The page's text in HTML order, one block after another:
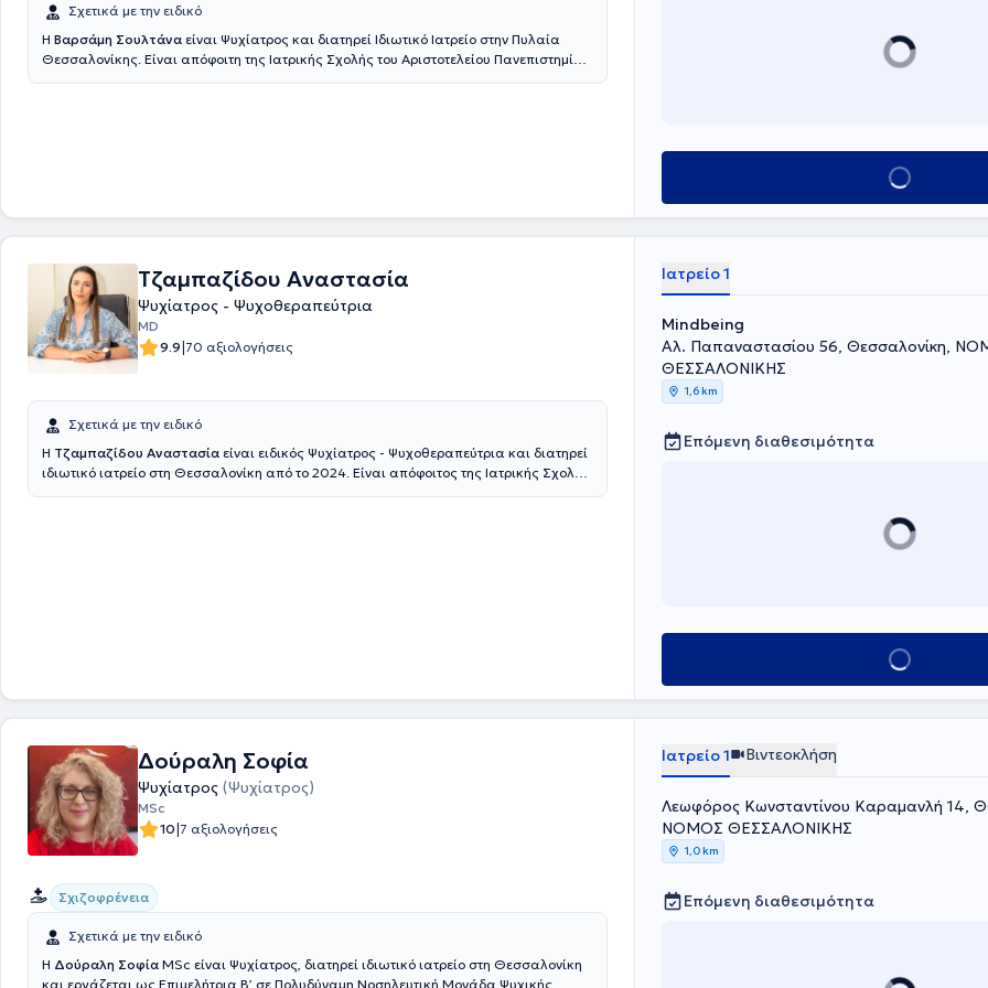
Σχετικά με την ειδικό
Η Βαρσάμη Σουλτάνα είναι Ψυχίατρος και διατηρεί Ιδιωτικό Ιατρείο στην Πυλαία
Θεσσαλονίκης. Είναι απόφοιτη της Ιατρικής Σχολής του Αριστοτελείου Πανεπιστημίου
περιστατικά που άπτονται του μεγαλύτερου μέρους του φάσματος της ψυχιατρικής
ενώ αξίζει να σημειωθεί ότι εξειδικεύεται στο άγχος, την κατάθλιψη και την
Κλείσε ραντεβού
Τζαμπαζίδου Αναστασία
Ψυχίατρος - Ψυχοθεραπεύτρια
MD
9.9|70 αξιολογήσεις
Σχετικά με την ειδικό
Η Τζαμπαζίδου Αναστασία είναι ειδικός Ψυχίατρος - Ψυχοθεραπεύτρια και διατηρεί
ιδιωτικό ιατρείο στη Θεσσαλονίκη από το 2024. Είναι απόφοιτος της Ιατρικής Σχολής
Ιατρείο 1
Mindbeing
Αλ. Παπαναστασίου 56, Θεσσαλονίκη,
ΘΕΣΣΑΛΟΝΙΚΗΣ
1,6 km
Επόμενη διαθεσιμότητα
Κλείσε ραντεβού
Δούραλη Σοφία
Ψυχίατρος (Ψυχίατρος)
MSc
10|7 αξιολογήσεις
Σχιζοφρένεια
Σχετικά με την ειδικό
Η Δούραλη Σοφία MSc είναι Ψυχίατρος, διατηρεί ιδιωτικό ιατρείο στη Θεσσαλονίκη
και εργάζεται ως Επιμελήτρια Β’ σε Πολυδύναμη Νοσηλευτική Μονάδα Ψυχικής
Ιατρείο 1 Βιντεοκλήση
Λεωφόρος Κωνσταντίνου Καραμανλή 14,
ΝΟΜΟΣ ΘΕΣΣΑΛΟΝΙΚΗΣ
1,0 km
Επόμενη διαθεσιμότητα